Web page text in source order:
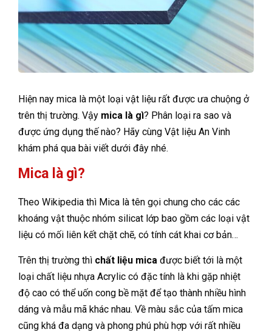
Hiện nay mica là một loại vật liệu rất được ưa chuộng ở
trên thị trường. Vậy mica là gì? Phân loại ra sao và
được ứng dụng thế nào? Hãy cùng Vật liệu An Vinh
khám phá qua bài viết dưới đây nhé.
Mica là gì?
Theo Wikipedia thì Mica là tên gọi chung cho các các
khoáng vật thuộc nhóm silicat lớp bao gồm các loại vật
liệu có mối liên kết chặt chẽ, có tính cát khai cơ bản…
Trên thị trường thì chất liệu mica được biết tới là một
loại chất liệu nhựa Acrylic có đặc tính là khi gặp nhiệt
độ cao có thể uốn cong bề mặt để tạo thành nhiều hình
dáng và mẫu mã khác nhau. Về màu sắc của tấm mica
cũng khá đa dạng và phong phú phù hợp với rất nhiều